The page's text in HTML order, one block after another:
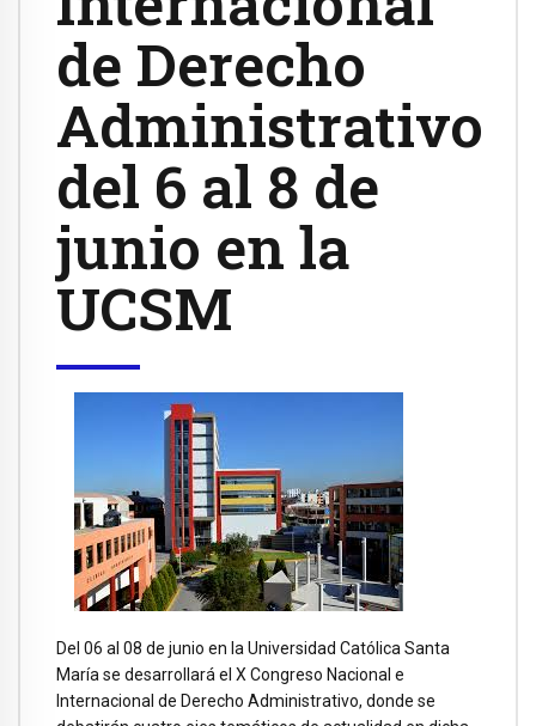
de Derecho
Administrativo
del 6 al 8 de
junio en la
UCSM
Del 06 al 08 de junio en la Universidad Católica Santa
María se desarrollará el X Congreso Nacional e
Internacional de Derecho Administrativo, donde se